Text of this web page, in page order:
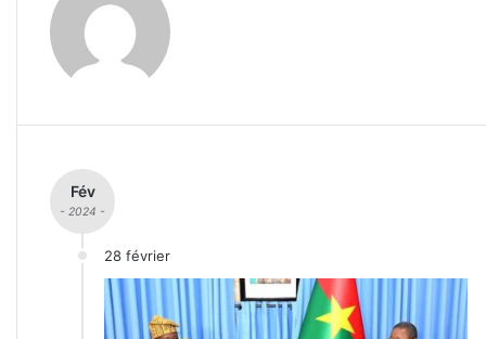
Fév
- 2024 -
28 février